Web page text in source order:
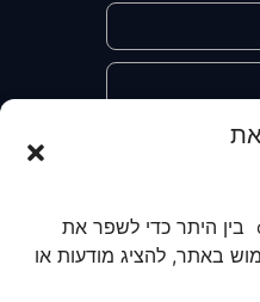
את
האתר משתמש בקבצי cookies בין היתר כדי לשפר את
באתר, להציג מודעות או
איתי קשר לצורך
מועדון
לבטל את